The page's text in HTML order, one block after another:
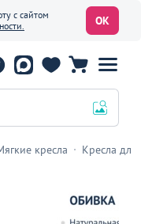
с сайтом
ОК
кресла Кресла для